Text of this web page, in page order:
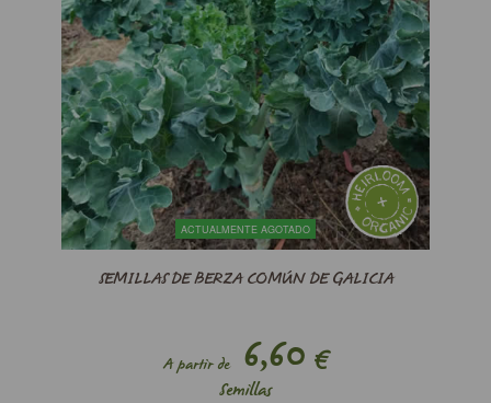
ACTUALMENTE AGOTADO
SEMILLAS DE BERZA COMÚN DE GALICIA
A partir de6,60 €
Semillas